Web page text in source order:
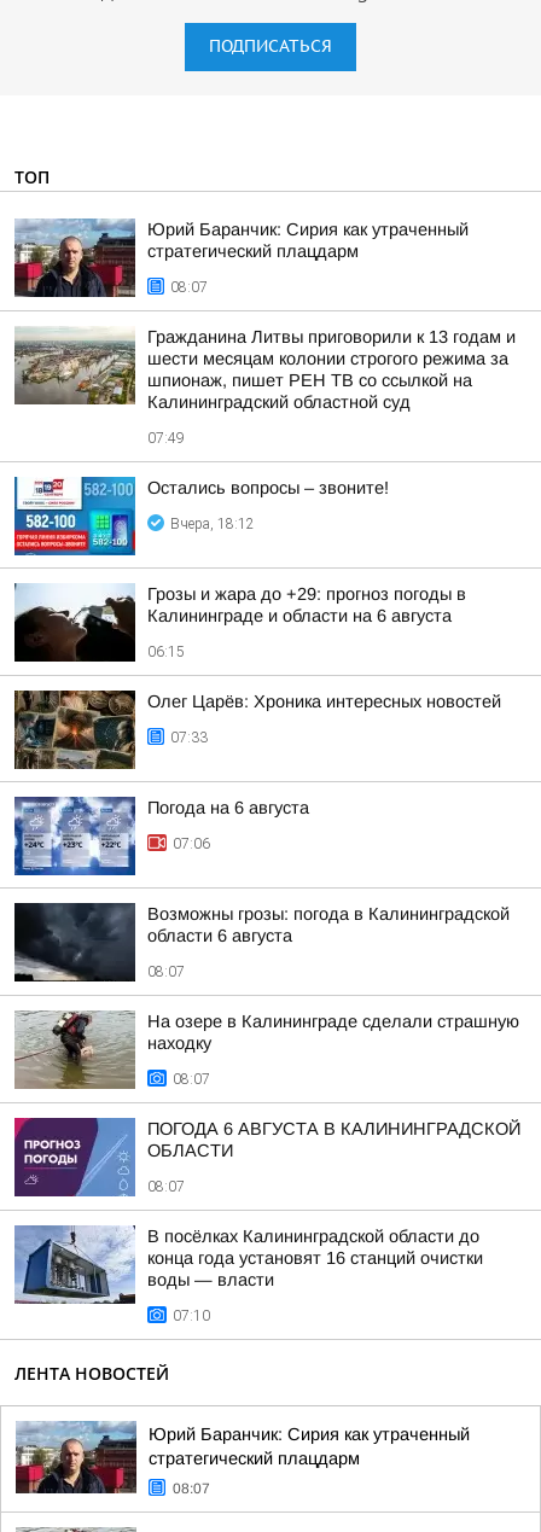
ПОДПИСАТЬСЯ
ТОП
Юрий Баранчик: Сирия как утраченный
стратегический плацдарм
08:07
Гражданина Литвы приговорили к 13 годам и
шести месяцам колонии строгого режима за
шпионаж, пишет РЕН ТВ со ссылкой на
Калининградский областной суд
07:49
Остались вопросы – звоните!
Вчера, 18:12
Грозы и жара до +29: прогноз погоды в
Калининграде и области на 6 августа
06:15
Олег Царёв: Хроника интересных новостей
07:33
Погода на 6 августа
07:06
Возможны грозы: погода в Калининградской
области 6 августа
08:07
На озере в Калининграде сделали страшную
находку
08:07
ПОГОДА 6 АВГУСТА В КАЛИНИНГРАДСКОЙ
ОБЛАСТИ
08:07
В посёлках Калининградской области до
конца года установят 16 станций очистки
воды — власти
07:10
ЛЕНТА НОВОСТЕЙ
Юрий Баранчик: Сирия как утраченный
стратегический плацдарм
08:07